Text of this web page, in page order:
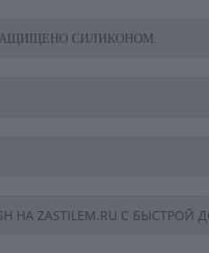
СИЛИКОНОМ.
НА ZASTILEM.RU С